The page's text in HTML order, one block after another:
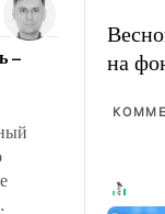
себя
–
на